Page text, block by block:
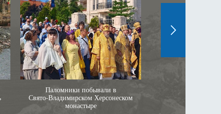
Паломники побывали в
Свято‑Владимирском Херсонеском
монастыре
в